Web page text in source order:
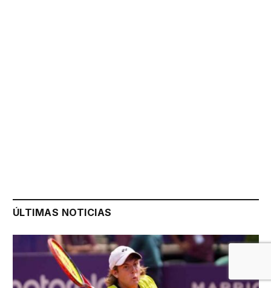
ÚLTIMAS NOTICIAS